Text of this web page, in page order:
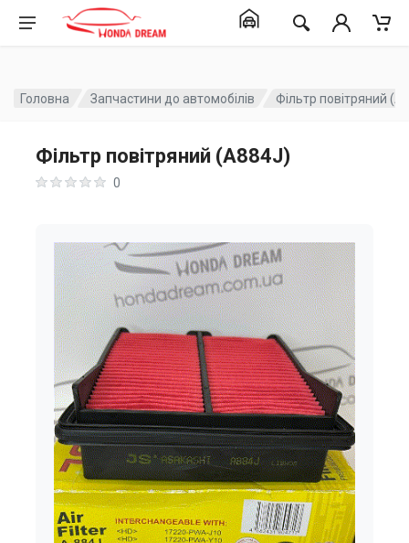
Головна Запчастини до автомобілів Фільтр повітряний
Фільтр повітряний (A884J)
0